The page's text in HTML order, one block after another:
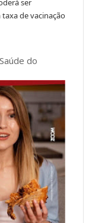
ser
de vacinação
do